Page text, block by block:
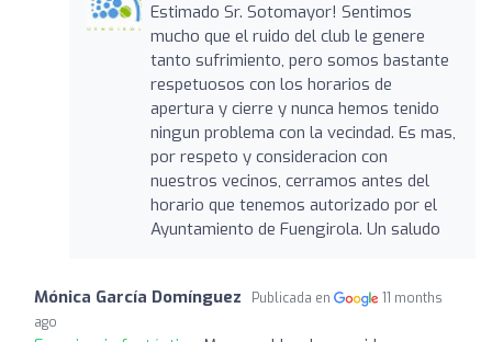
Estimado Sr. Sotomayor! Sentimos
mucho que el ruido del club le genere
tanto sufrimiento, pero somos bastante
respetuosos con los horarios de
apertura y cierre y nunca hemos tenido
ningun problema con la vecindad. Es mas,
por respeto y consideracion con
nuestros vecinos, cerramos antes del
horario que tenemos autorizado por el
Ayuntamiento de Fuengirola. Un saludo
Mónica García Domínguez Publicada en
11 months
ago